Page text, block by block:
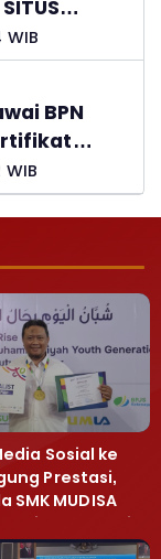
WIB
BPN
Sosial ke
Prestasi,
SMK MUDISA
Raih
MEA 2026